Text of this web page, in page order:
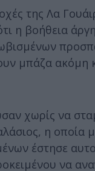
της Λα
η βοήθεια
μπάζα ακόμη
χωρίς να
η οποία
έστησε
να